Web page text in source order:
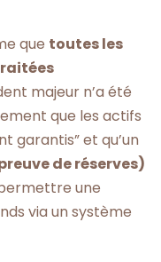
que toutes les
majeur n’a été
que les actifs
garantis” et qu’un
de réserves)
une
via un système